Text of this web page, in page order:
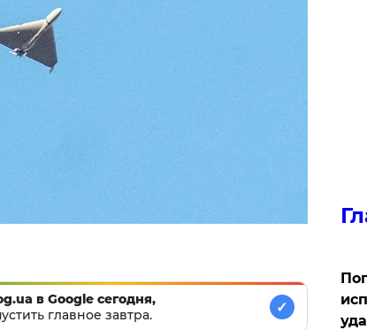
в Google сегодня,
главное завтра.
✓